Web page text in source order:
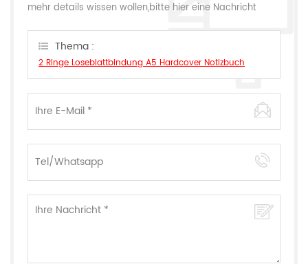
mehr details wissen wollen,bitte hier eine Nachricht
können.Thema :
2 Ringe Loseblattbindung A5 Hardcover Notizbuch